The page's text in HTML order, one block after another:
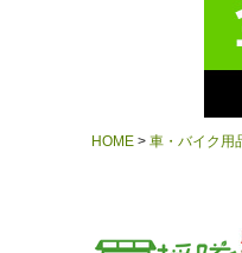
HOME 車・バイク用